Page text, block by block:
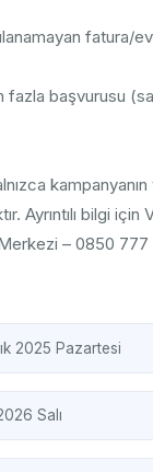
fatura/
fazla başvurusu
Ayrıntılı bilgi
– 0850
2025 Pazartesi
Salı